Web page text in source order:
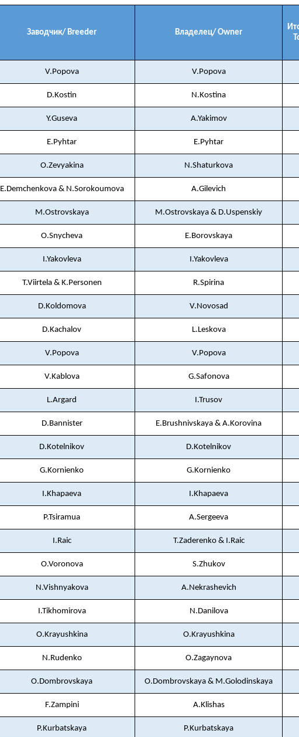
Заводчик/ Breeder Владелец/ Owner
V.Popova V.Popova
D.Kostin N.Kostina
Y.Guseva A.Yakimov
E.Pyhtar E.Pyhtar
O.Zevyakina N.Shaturkova
E.Demchenkova & N.Sorokoumova A.Gilevich
M.Ostrovskaya M.Ostrovskaya & D.Uspenskiy
O.Snycheva E.Borovskaya
I.Yakovleva I.Yakovleva
T.Viirtela & K.Personen R.Spirina
D.Koldomova V.Novosad
D.Kachalov L.Leskova
V.Popova V.Popova
V.Kablova G.Safonova
L.Argard I.Trusov
D.Bannister E.Brushnivskaya & A.Korovina
D.Kotelnikov D.Kotelnikov
G.Kornienko G.Kornienko
I.Khapaeva I.Khapaeva
P.Tsiramua A.Sergeeva
I.Raic T.Zaderenko & I.Raic
O.Voronova S.Zhukov
N.Vishnyakova A.Nekrashevich
I.Tikhomirova N.Danilova
O.Krayushkina O.Krayushkina
N.Rudenko O.Zagaynova
O.Dombrovskaya O.Dombrovskaya & M.Golodinskaya
F.Zampini A.Klishas
P.Kurbatskaya P.Kurbatskaya